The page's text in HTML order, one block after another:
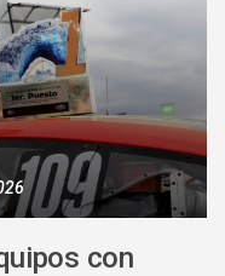
con